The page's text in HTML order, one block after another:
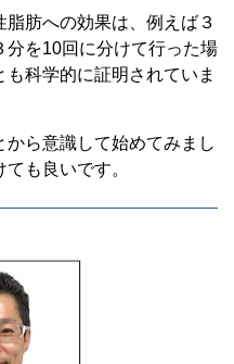
肪への効果は、例えば３
分を10回に分けて行った場
科学的に証明されていま
ら意識して始めてみまし
も良いです。